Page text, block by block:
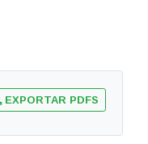
EXPORTAR PDFS